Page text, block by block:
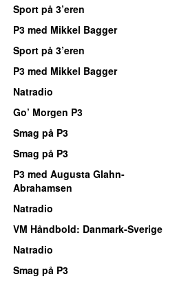
Sport på 3’eren
P3 med Mikkel Bagger
Sport på 3’eren
P3 med Mikkel Bagger
Natradio
Go’ Morgen P3
Smag på P3
Smag på P3
P3 med Augusta Glahn-
Abrahamsen
Natradio
VM Håndbold: Danmark-Sverige
Natradio
Smag på P3